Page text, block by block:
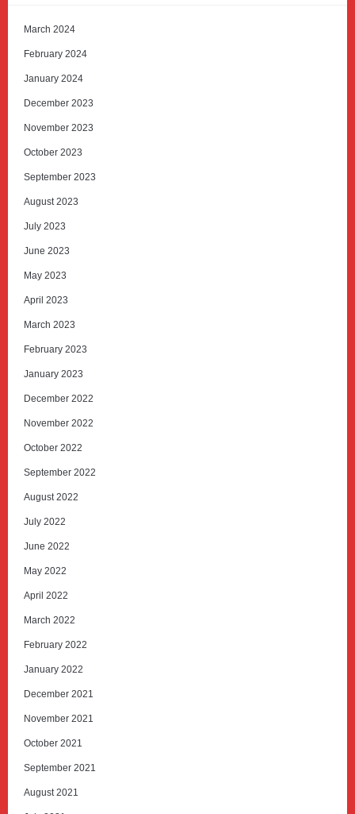
March 2024
February 2024
January 2024
December 2023
November 2023
October 2023
September 2023
August 2023
July 2023
June 2023
May 2023
April 2023
March 2023
February 2023
January 2023
December 2022
November 2022
October 2022
September 2022
August 2022
July 2022
June 2022
May 2022
April 2022
March 2022
February 2022
January 2022
December 2021
November 2021
October 2021
September 2021
August 2021